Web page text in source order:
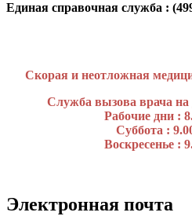
Единая справочная служба :
Скорая и неотложная
Служба вызова врача на
Рабочие дни :
Суббота :
Воскресенье :
Электронная почта